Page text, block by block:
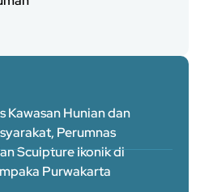
Kawasan Hunian dan
Perumnas
Sculpture Ikonik di
Purwakarta